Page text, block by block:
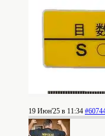
19 Июн'25 в 11:34